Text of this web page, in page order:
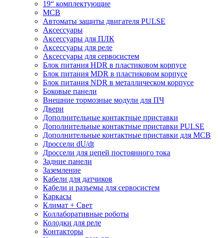
19“ комплектующие
MCB
Автоматы защиты двигателя PULSE
Аксессуары
Аксессуары для ПЛК
Аксессуары для реле
Аксессуары для сервосистем
Блок питания HDR в пластиковом корпусе
Блок питания MDR в пластиковом корпусе
Блок питания NDR в металлическом корпусе
Боковые панели
Внешние тормозные модули для ПЧ
Двери
Дополнительные контактные приставки
Дополнительные контактные приставки PULSE
Дополнительные контактные приставки для MCB
Дроссели dU/dt
Дроссели для цепей постоянного тока
Задние панели
Заземление
Кабели для датчиков
Кабели и разъемы для сервосистем
Каркасы
Климат + Свет
Коллаборативные роботы
Колодки для реле
Контакторы